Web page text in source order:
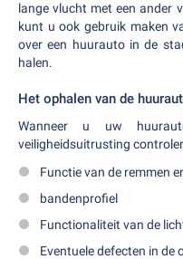
lange vlucht met een ander
kunt u ook gebruik maken
over een huurauto in de
halen.
Het ophalen van de
Wanneer u uw
veiligheidsuitrusting
Functie van de remmen
bandenprofiel
Functionaliteit van de
Eventuele defecten in de